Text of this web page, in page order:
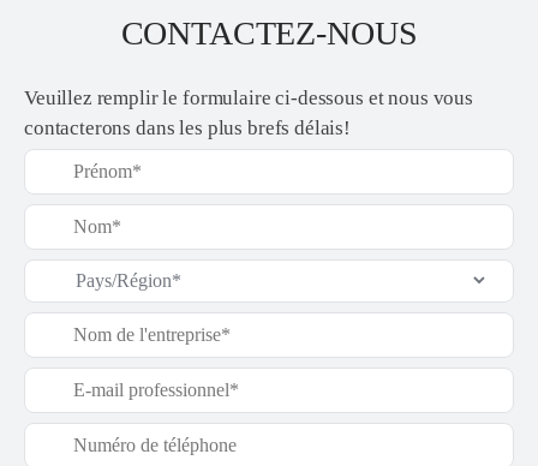
CONTACTEZ-NOUS
Veuillez remplir le formulaire ci-dessous et nous vous
contacterons dans les plus brefs délais!